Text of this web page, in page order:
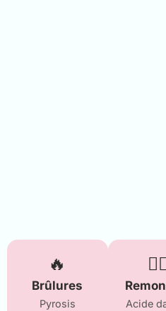
🔥
Brûlures
Pyrosis
Acide